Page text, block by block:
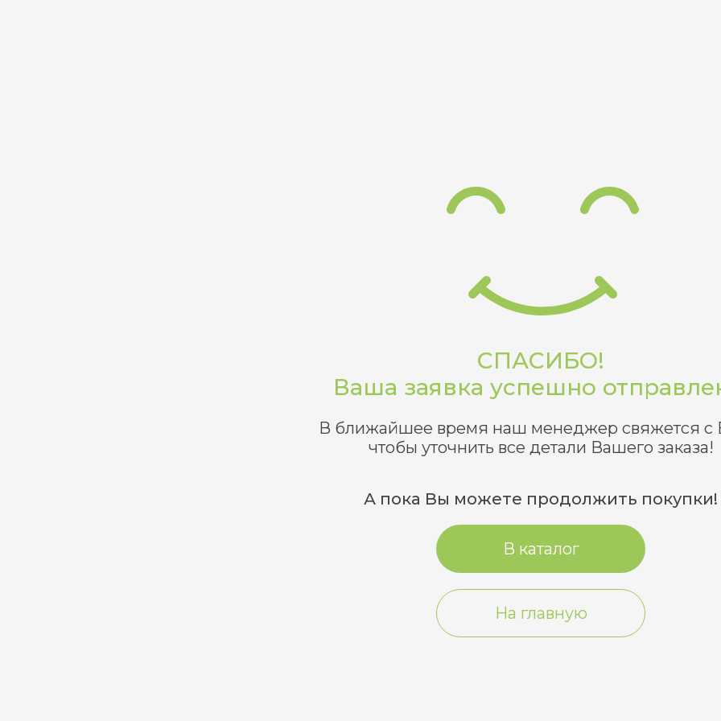
СПАСИБО!
Ваша заявка успешно
В ближайшее время наш менеджер свяжется с
чтобы уточнить все детали Вашего заказа!
А пока Вы можете продолжить покупки!
В каталог
На главную